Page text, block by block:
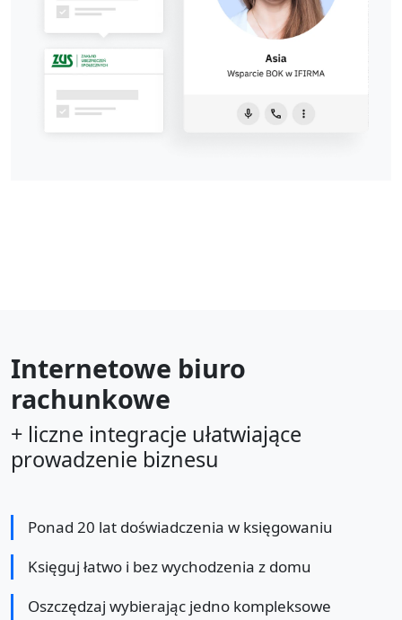
Internetowe biuro
rachunkowe
+ liczne integracje ułatwiające
prowadzenie biznesu
Ponad 20 lat doświadczenia w księgowaniu
Księguj łatwo i bez wychodzenia z domu
Oszczędzaj wybierając jedno kompleksowe